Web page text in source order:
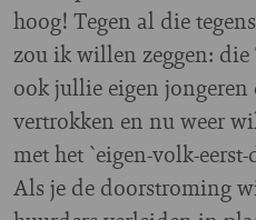
hoog! Tegen al die
zou ik willen zeggen: die
ook jullie eigen
vertrokken en nu weer
met het `eigen-volk-eerst-
Als je de doorstroming